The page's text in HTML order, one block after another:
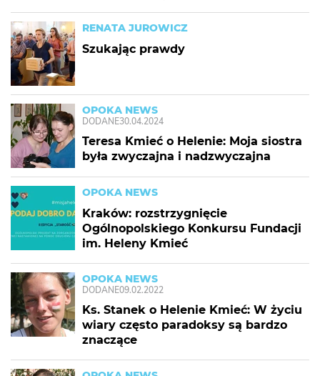
RENATA JUROWICZ
Szukając prawdy
OPOKA NEWS
DODANE30.04.2024
Teresa Kmieć o Helenie: Moja siostra
była zwyczajna i nadzwyczajna
OPOKA NEWS
Kraków: rozstrzygnięcie
Ogólnopolskiego Konkursu Fundacji
im. Heleny Kmieć
OPOKA NEWS
DODANE09.02.2022
Ks. Stanek o Helenie Kmieć: W życiu
wiary często paradoksy są bardzo
znaczące